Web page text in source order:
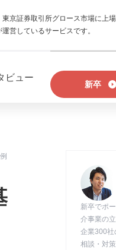
京証券取引所グロース市場に上
営しているサービスです。
ビュー
新卒
新卒でポ
介事業の
企業300社
相談・対